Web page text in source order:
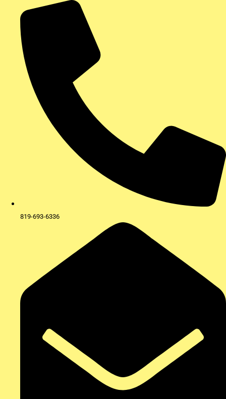
contenu
819-693-6336